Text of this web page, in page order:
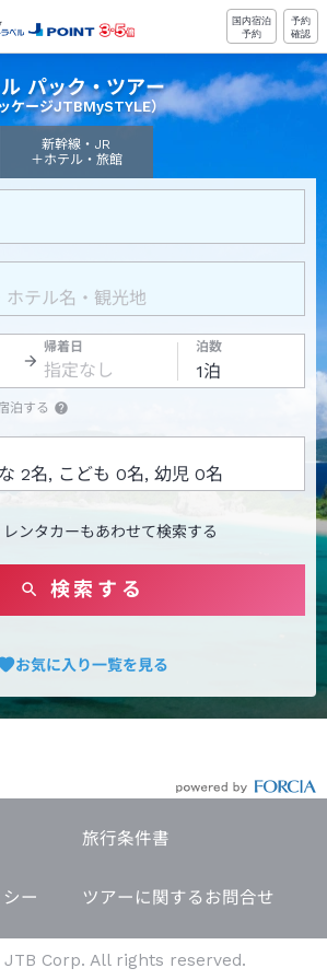
国内宿泊
予約
予約
確認
パック・ツアー
ケージJTBMySTYLE）
新幹線・JR
＋ホテル・旅館
帰着日 泊数
泊する
レンタカーもあわせて検索する
検索する
お気に入り一覧を見る
旅行条件書
ー ツアーに関するお問合せ
Corp. All rights reserved.